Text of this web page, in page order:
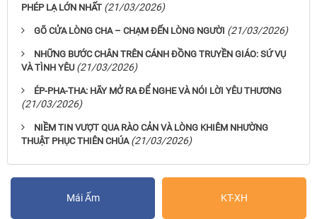
PHÉP LẠ LỚN NHẤT (21/03/2026)
GÕ CỬA LÒNG CHA – CHẠM ĐẾN LÒNG NGƯỜI (21/03/2026)
NHỮNG BƯỚC CHÂN TRÊN CÁNH ĐỒNG TRUYỀN GIÁO: SỨ VỤ
VÀ TÌNH YÊU (21/03/2026)
ÉP-PHA-THA: HÃY MỞ RA ĐỂ NGHE VÀ NÓI LỜI YÊU THƯƠNG
(21/03/2026)
NIỀM TIN VƯỢT QUA RÀO CẢN VÀ LÒNG KHIÊM NHƯỜNG
THUẬT PHỤC THIÊN CHÚA (21/03/2026)
Mái Ấm KT-XH